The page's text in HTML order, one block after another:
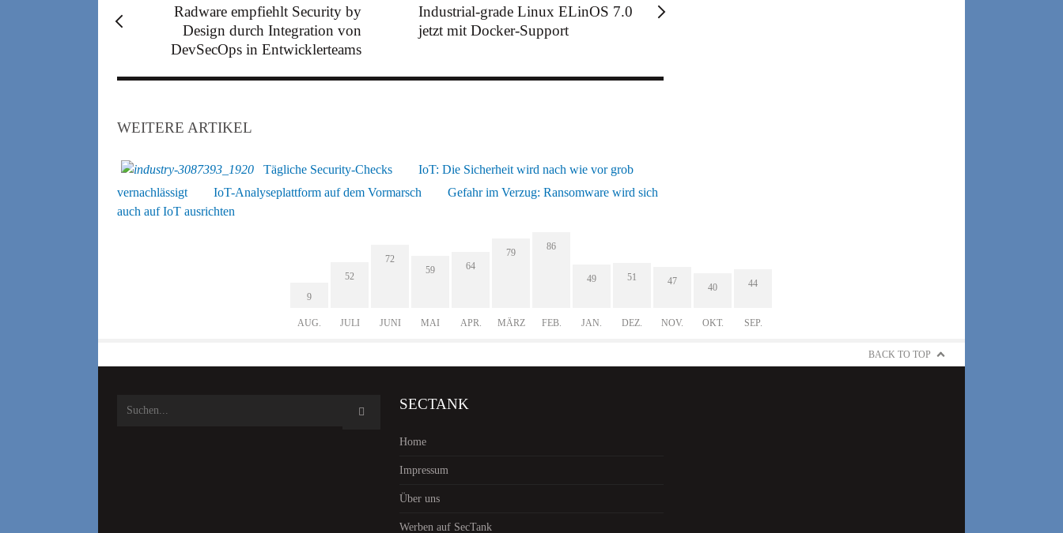
Radware empfiehlt Security by
Design durch Integration von
DevSecOps in Entwicklerteams
Industrial-grade Linux ELinOS 7.0
jetzt mit Docker-Support
WEITERE ARTIKEL
Tägliche Security-Checks
IoT: Die Sicherheit wird nach wie vor grob
vernachlässigt
IoT-Analyseplattform auf dem Vormarsch
Gefahr im Verzug: Ransomware wird sich
auch auf IoT ausrichten
9
AUG.
52
JULI
72
JUNI
59
MAI
64
APR.
79
MÄRZ
86
FEB.
49
JAN.
51
DEZ.
47
NOV.
40
OKT.
44
SEP.
BACK TO TOP
SECTANK
Home
Impressum
Über uns
Werben auf SecTank